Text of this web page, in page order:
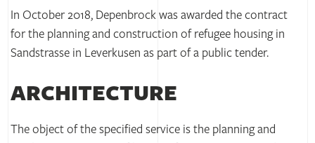
In October 2018, Depenbrock was awarded the contract
for the planning and construction of refugee housing in
Sandstrasse in Leverkusen as part of a public tender.
ARCHITECTURE
The object of the specified service is the planning and